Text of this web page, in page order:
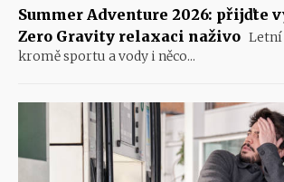
Summer Adventure 2026: přijďte
Zero Gravity relaxaci naživo Letní
kromě sportu a vody i něco...